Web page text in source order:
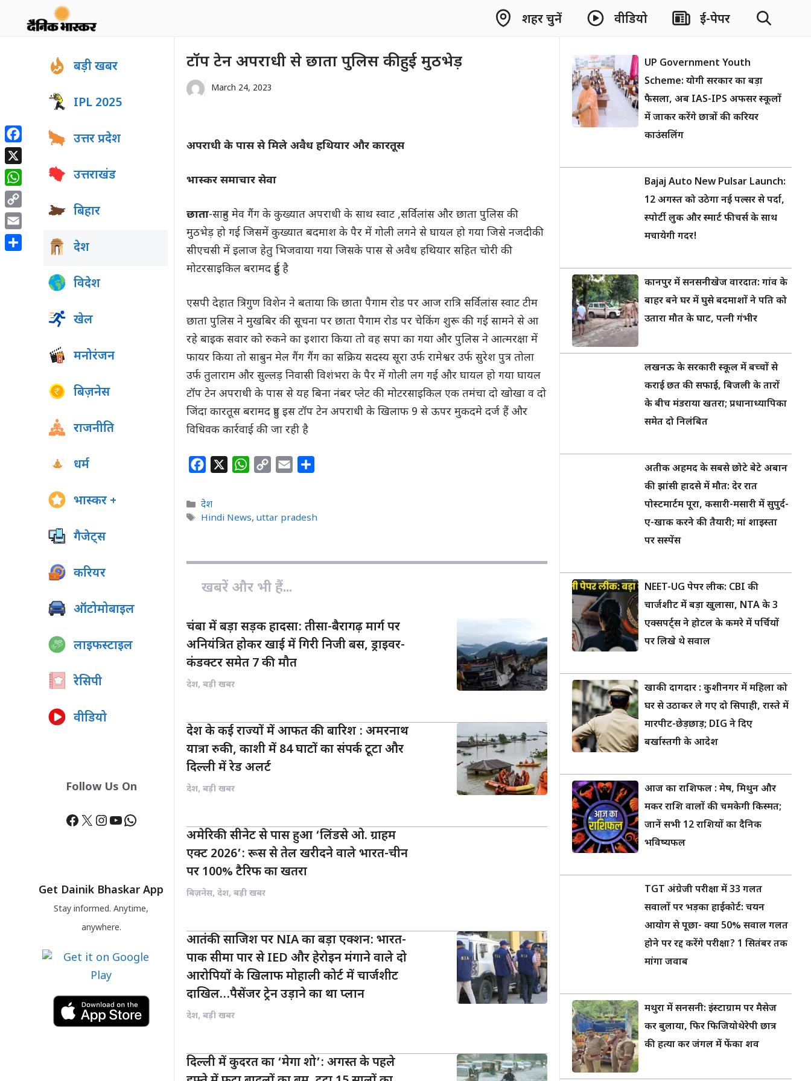
शहर चुनें वीडियो ई-पेपर
टॉप टेन अपराधी से छाता पुलिस की हुई मुठभेड़
March 24, 2023
अपराधी के पास से मिले अवैध हथियार और कारतूस
भास्कर समाचार सेवा
छाता-साहुन मेव गैंग के कुख्यात अपराधी के साथ स्वाट ,सर्विलांस और छाता पुलिस की
मुठभेड़ हो गई जिसमें कुख्यात बदमाश के पैर में गोली लगने से घायल हो गया जिसे नजदीकी
सीएचसी में इलाज हेतु भिजवाया गया जिसके पास से अवैध हथियार सहित चोरी की
मोटरसाइकिल बरामद हुई है
एसपी देहात त्रिगुण विशेन ने बताया कि छाता पैगाम रोड पर आज रात्रि सर्विलांस स्वाट टीम
छाता पुलिस ने मुखबिर की सूचना पर छाता पैगाम रोड पर चेकिंग शुरू की गई सामने से आ
रहे बाइक सवार को रुकने का इशारा किया तो वह सपा का गया और पुलिस ने आत्मरक्षा में
फायर किया तो साबुन मेल गैंग गैंग का सक्रिय सदस्य सूरा उर्फ रामेश्वर उर्फ सुरेश पुत्र तोला
उर्फ तुलाराम और सुल्लड़ निवासी विशंभरा के पैर में गोली लग गई और घायल हो गया घायल
टॉप टेन अपराधी के पास से यह बिना नंबर प्लेट की मोटरसाइकिल एक तमंचा दो खोखा व दो
जिंदा कारतूस बरामद हुए इस टॉप टेन अपराधी के खिलाफ 9 से ऊपर मुकदमे दर्ज हैं और
विधिवक कार्रवाई की जा रही है
e
o
k
W
t
p
p
y
n
k
i
r
Categories
देश
Tags
Hindi News,uttar pradesh
खबरें और भी हैं...
चंबा में बड़ा सड़क हादसा: तीसा-बैरागढ़ मार्ग पर
अनियंत्रित होकर खाई में गिरी निजी बस, ड्राइवर-
कंडक्टर समेत 7 की मौत
देश, बड़ी खबर
देश के कई राज्यों में आफत की बारिश : अमरनाथ
यात्रा रुकी, काशी में 84 घाटों का संपर्क टूटा और
दिल्ली में रेड अलर्ट
देश, बड़ी खबर
अमेरिकी सीनेट से पास हुआ ‘लिंडसे ओ. ग्राहम
एक्ट 2026’: रूस से तेल खरीदने वाले भारत-चीन
पर 100% टैरिफ का खतरा
बिज़नेस, देश, बड़ी खबर
आतंकी साजिश पर NIA का बड़ा एक्शन: भारत-
पाक सीमा पार से IED और हेरोइन मंगाने वाले दो
आरोपियों के खिलाफ मोहाली कोर्ट में चार्जशीट
दाखिल…पैसेंजर ट्रेन उड़ाने का था प्लान
देश, बड़ी खबर
दिल्ली में कुदरत का ‘मेगा शो’: अगस्त के पहले
बड़ी खबर
IPL 2025
उत्तर प्रदेश
उत्तराखंड
बिहार
देश
विदेश
खेल
मनोरंजन
बिज़नेस
राजनीति
धर्म
भास्कर +
गैजेट्स
करियर
ऑटोमोबाइल
लाइफस्टाइल
रेसिपी
वीडियो
Follow Us On
Facebook
X Instagram
YouTube
WhatsApp
Get Dainik Bhaskar App
Stay informed. Anytime,
anywhere.
UP Government Youth
Scheme: योगी सरकार का बड़ा
फैसला, अब IAS-IPS अफसर स्कूलों
में जाकर करेंगे छात्रों की करियर
काउंसलिंग
Bajaj Auto New Pulsar Launch:
12 अगस्त को उठेगा नई पल्सर से पर्दा,
स्पोर्टी लुक और स्मार्ट फीचर्स के साथ
मचायेगी गदर!
कानपुर में सनसनीखेज वारदात: गांव के
बाहर बने घर में घुसे बदमाशों ने पति को
उतारा मौत के घाट, पत्नी गंभीर
लखनऊ के सरकारी स्कूल में बच्चों से
कराई छत की सफाई, बिजली के तारों
के बीच मंडराया खतरा; प्रधानाध्यापिका
समेत दो निलंबित
अतीक अहमद के सबसे छोटे बेटे अबान
की झांसी हादसे में मौत: देर रात
पोस्टमार्टम पूरा, कसारी-मसारी में सुपुर्द-
ए-खाक करने की तैयारी; मां शाइस्ता
पर सस्पेंस
NEET-UG पेपर लीक: CBI की
चार्जशीट में बड़ा खुलासा, NTA के 3
एक्सपर्ट्स ने होटल के कमरे में पर्चियों
पर लिखे थे सवाल
खाकी दागदार : कुशीनगर में महिला को
घर से उठाकर ले गए दो सिपाही, रास्ते में
मारपीट-छेड़छाड़; DIG ने दिए
बर्खास्तगी के आदेश
आज का राशिफल : मेष, मिथुन और
मकर राशि वालों की चमकेगी किस्मत;
जानें सभी 12 राशियों का दैनिक
भविष्यफल
TGT अंग्रेजी परीक्षा में 33 गलत
सवालों पर भड़का हाईकोर्ट: चयन
आयोग से पूछा- क्या 50% सवाल गलत
होने पर रद्द करेंगे परीक्षा? 1 सितंबर तक
मांगा जवाब
मथुरा में सनसनी: इंस्टाग्राम पर मैसेज
कर बुलाया, फिर फिजियोथेरेपी छात्र
की हत्या कर जंगल में फेंका शव
Facebook
X
WhatsApp
Copy
Link
Email